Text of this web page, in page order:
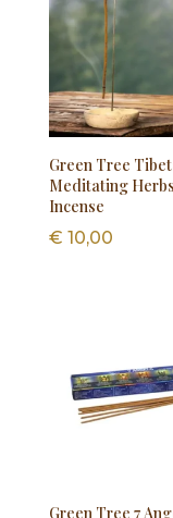
Green Tree
Meditating
Incense
€ 10,00
Green Tree 7